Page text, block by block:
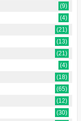
(9)
(4)
(21)
(13)
(21)
(4)
(18)
(65)
(12)
(30)